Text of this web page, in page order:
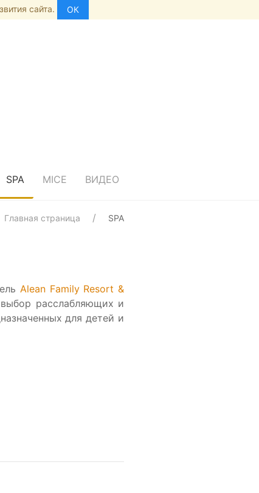
SPA MICE ВИДЕО
Главная страница SPA
Alean Family Resort &
расслабляющих и
для детей и
сайта. ОК